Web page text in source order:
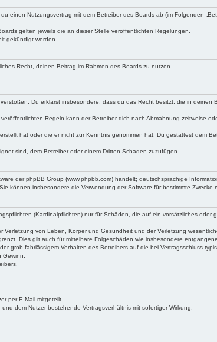
einen Nutzungsvertrag mit dem Betreiber des Boards ab (im Folgenden
gelten jeweils die an dieser Stelle veröffentlichten Regelungen.
gekündigt werden.
Recht, deinen Beitrag im Rahmen des Boards zu nutzen.
Du erklärst insbesondere, dass du das Recht besitzt, die in deinen
Regeln kann der Betreiber dich nach Abmahnung zeitweise
hat oder die er nicht zur Kenntnis genommen hat. Du gestattest dem
sind, dem Betreiber oder einem Dritten Schaden zuzufügen.
der phpBB Group (www.phpbb.com) handelt; deutschsprachige
können insbesondere die Verwendung der Software für bestimmte
(Kardinalpflichten) nur für Schäden, die auf ein vorsätzliches oder
von Leben, Körper und Gesundheit und der Verletzung
Dies gilt auch für mittelbare Folgeschäden wie insbesondere
fahrlässigem Verhalten des Betreibers auf die bei Vertragsschluss
per E-Mail mitgeteilt.
dem Nutzer bestehende Vertragsverhältnis mit sofortiger Wirkung.